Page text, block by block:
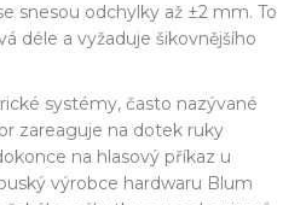
snesou odchylky až ±2 mm. To
déle a vyžaduje šikovnějšího
systémy, často nazývané
zareaguje na dotek ruky
na hlasový příkaz u
výrobce hardwaru Blum